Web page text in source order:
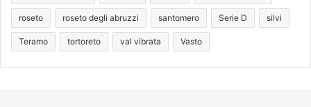
roseto roseto degli abruzzi santomero Serie D silvi
Teramo tortoreto val vibrata Vasto